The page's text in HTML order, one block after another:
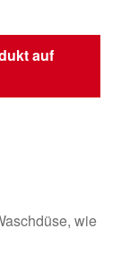
auf
wie